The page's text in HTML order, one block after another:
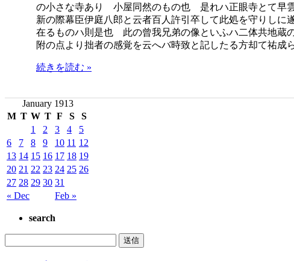
の小さな寺あり 小屋同然のもの也 是れハ正眼寺とて早
新の際幕臣伊庭八郎と云者百人許引卒して此処を守りし
在るものハ則是也 此の曾我兄弟の像といふハ二体共地
附の点より拙者の感覚を云へバ時致と記したる方却て祐成
続きを読む »
January 1913
M T W T F S S
« Dec Feb »
1 2 3 4
5
6
7 8 9 10 11 12
13 14 15 16 17 18 19
20 21 22 23 24 25 26
27 28 29 30 31
search